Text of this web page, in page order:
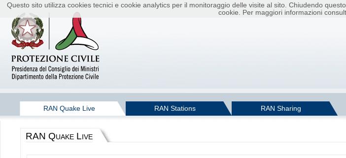
Questo sito utilizza cookies tecnici e cookie analytics per il monitoraggio delle visite al sito. Chiudendo
cookie. Per maggiori informazioni
RAN Quake Live RAN Stations RAN Sharing
RAN Quake Live